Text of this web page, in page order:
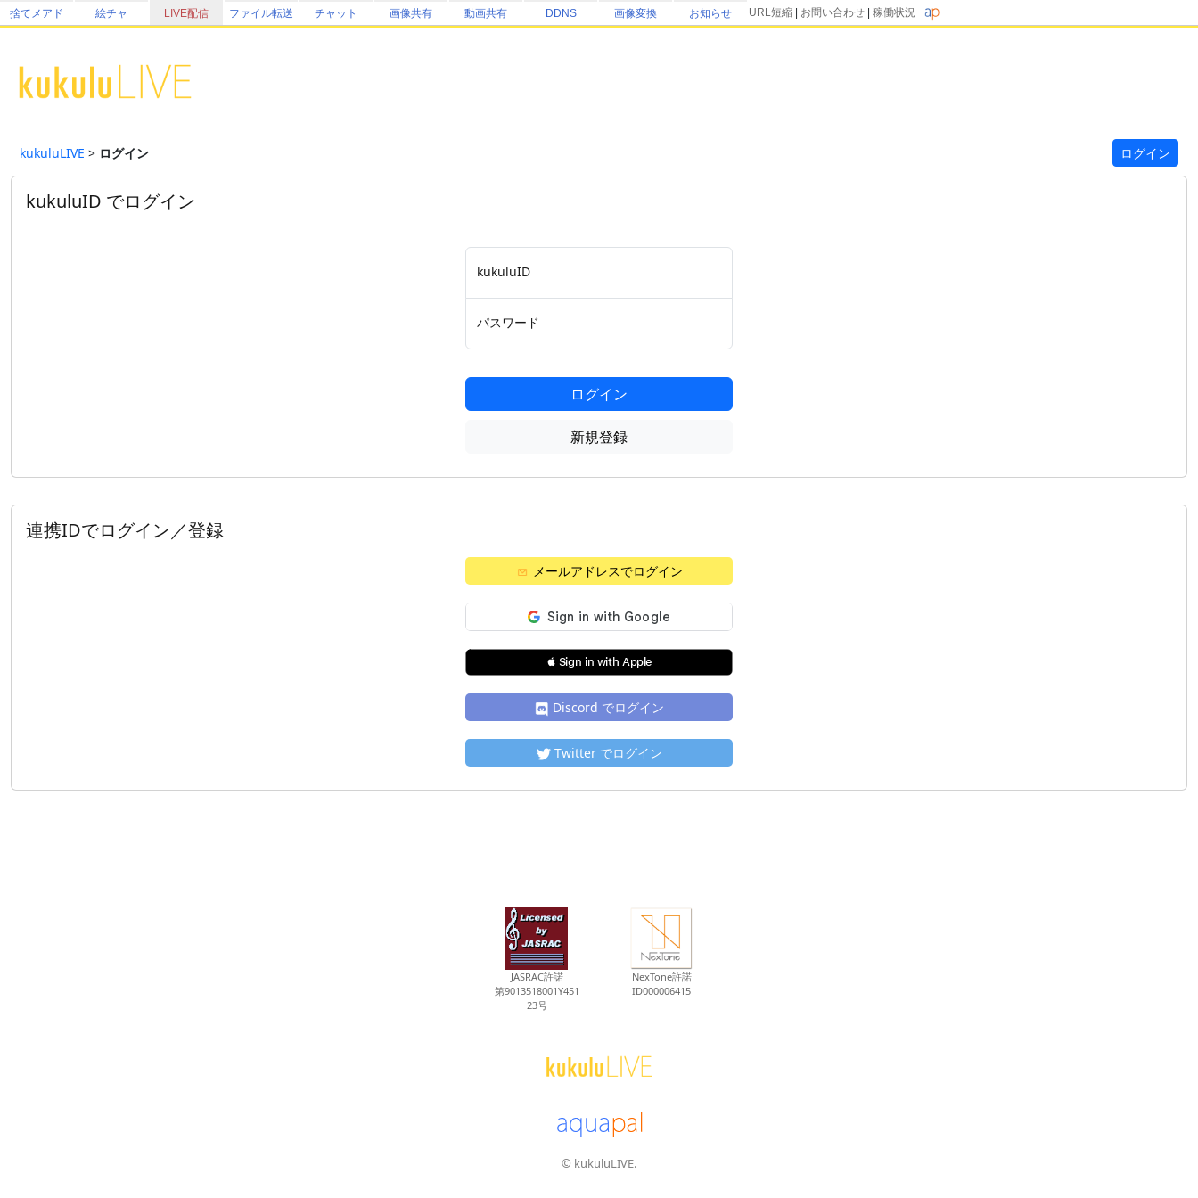
捨てメアド 絵チャ LIVE配信 ファイル転送 チャット 画像共有 動画共有 DDNS 画像変換 お知らせ URL短縮 お問い合わせ 稼働状況
kukuluLIVE > ログイン ログイン
kukuluID でログイン
kukuluID
パスワード
ログイン
新規登録
連携IDでログイン／登録
メールアドレスでログイン
 Sign in with Apple
Discord でログイン
Twitter でログイン
JASRAC許諾
第9013518001Y451
23号
NexTone許諾
ID000006415
© kukuluLIVE.